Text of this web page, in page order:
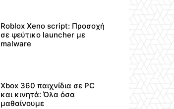
Roblox Xeno script: Προσοχή
σε ψεύτικο launcher με
malware
Xbox 360 παιχνίδια σε PC
και κινητά: Όλα όσα
μαθαίνουμε